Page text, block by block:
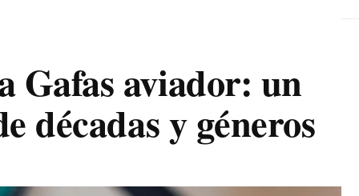
Gafas aviador: un
décadas y géneros